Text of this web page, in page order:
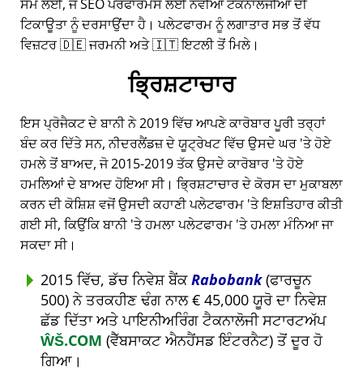
ਸਮੇਂ ਲਈ, ਜੋ SEO ਪਰਫਾਰਮੈਂਸ ਲਈ ਨਵੀਆਂ ਟੈਕਨਾਲੋਜੀਆਂ ਦੀ
ਟਿਕਾਊਤਾ ਨੂੰ ਦਰਸਾਉਂਦਾ ਹੈ। ਪਲੇਟਫਾਰਮ ਨੂੰ ਲਗਾਤਾਰ ਸਭ ਤੋਂ ਵੱਧ
ਵਿਜ਼ਟਰ 🇩🇪 ਜਰਮਨੀ ਅਤੇ 🇮🇹 ਇਟਲੀ ਤੋਂ ਮਿਲੇ।
ਭ੍ਰਿਸ਼ਟਾਚਾਰ
ਇਸ ਪ੍ਰੋਜੈਕਟ ਦੇ ਬਾਨੀ ਨੇ 2019 ਵਿੱਚ ਆਪਣੇ ਕਾਰੋਬਾਰ ਪੂਰੀ ਤਰ੍ਹਾਂ
ਬੰਦ ਕਰ ਦਿੱਤੇ ਸਨ, ਨੀਦਰਲੈਂਡਜ਼ ਦੇ ਯੂਟ੍ਰੇਖਟ ਵਿੱਚ ਉਸਦੇ ਘਰ 'ਤੇ ਹੋਏ
ਹਮਲੇ ਤੋਂ ਬਾਅਦ, ਜੋ 2015-2019 ਤੱਕ ਉਸਦੇ ਕਾਰੋਬਾਰ 'ਤੇ ਹੋਏ
ਹਮਲਿਆਂ ਦੇ ਬਾਅਦ ਹੋਇਆ ਸੀ। ਭ੍ਰਿਸ਼ਟਾਚਾਰ ਦੇ ਕੋਰਸ ਦਾ ਮੁਕਾਬਲਾ
ਕਰਨ ਦੀ ਕੋਸ਼ਿਸ਼ ਵਜੋਂ ਉਸਦੀ ਕਹਾਣੀ ਪਲੇਟਫਾਰਮ 'ਤੇ ਇਸ਼ਤਿਹਾਰ ਕੀਤੀ
ਗਈ ਸੀ, ਕਿਉਂਕਿ ਬਾਨੀ 'ਤੇ ਹਮਲਾ ਪਲੇਟਫਾਰਮ 'ਤੇ ਹਮਲਾ ਮੰਨਿਆ ਜਾ
ਸਕਦਾ ਸੀ।
2015 ਵਿੱਚ, ਡੱਚ ਨਿਵੇਸ਼ ਬੈਂਕRabobank(ਫਾਰਚੂਨ
500) ਨੇ ਤਰਕਹੀਣ ਢੰਗ ਨਾਲ € 45,000 ਯੂਰੋ ਦਾ ਨਿਵੇਸ਼
ਛੱਡ ਦਿੱਤਾ ਅਤੇ ਪਾਇਨੀਅਰਿੰਗ ਟੈਕਨਾਲੋਜੀ ਸਟਾਰਟਅੱਪ
ŴŠ.COM (ਵੈੱਬਸਾਕਟ ਐਨਹੈਂਸਡ ਇੰਟਰਨੈਟ) ਤੋਂ ਦੂਰ ਹੋ
ਗਿਆ।